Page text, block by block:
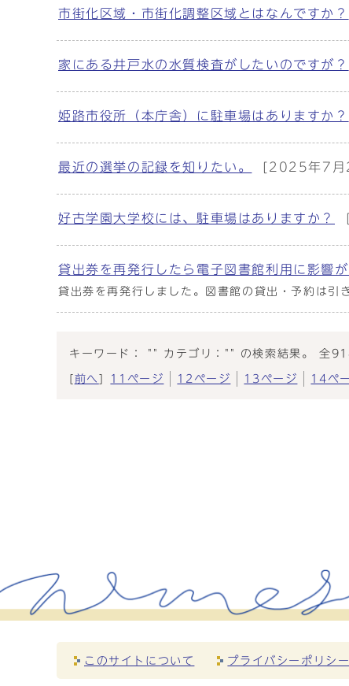
市街化区域・市街化調整区域とはなんですか？
家にある井戸水の水質検査がしたいのですが？
姫路市役所（本庁舎）に駐車場はありますか？
最近の選挙の記録を知りたい。 [2025年7月
好古学園大学校には、駐車場はありますか？
貸出券を再発行したら電子図書館利用に影響が
貸出券を再発行しました。図書館の貸出・予約は
キーワード： "" カテゴリ："" の検索結果。 全
前へ 11ページ 12ページ 13ページ 14ペ
このサイトについて プライバシーポリシー